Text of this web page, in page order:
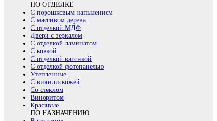
ПО ОТДЕЛКЕ
С порошковым напылением
С массивом дерева
С отделкой МДФ
Двери с зеркалом
С отделкой ламинатом
С ковкой
С отделкой вагонкой
С отделкой фотопанелью
Утепленные
С винилискожей
Со стеклом
Виноритом
Красивые
ПО НАЗНАЧЕНИЮ